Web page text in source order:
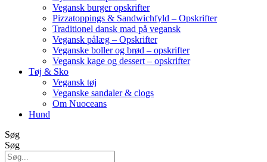
Vegansk burger opskrifter
Pizzatoppings & Sandwichfyld – Opskrifter
Traditionel dansk mad på vegansk
Vegansk pålæg – Opskrifter
Veganske boller og brød – opskrifter
Vegansk kage og dessert – opskrifter
Tøj & Sko
Vegansk tøj
Veganske sandaler & clogs
Om Nuoceans
Hund
Søg
Søg